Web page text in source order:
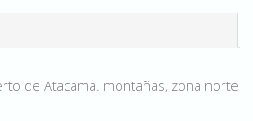
de Atacama. montañas, zona norte